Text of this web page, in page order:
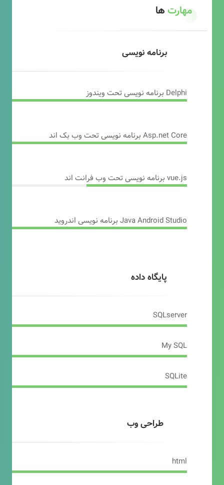
مهارتها
برنامه نویسی
Delphi برنامه نویسی تحت ویندوز
Asp.net Core برنامه نویسی تحت وب بک اند
vue.js برنامه نویسی تحت وب فرانت اند
Java Android Studio برنامه نویسی اندروید
پایگاه داده
SQLserver
My SQL
SQLite
طراحی وب
html